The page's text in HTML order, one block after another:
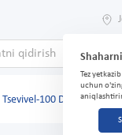
Tez
uchun
Tsevivel-100 DT №10